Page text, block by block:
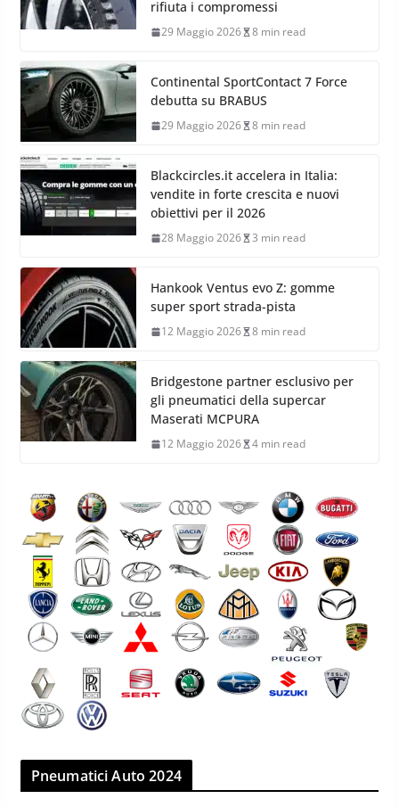
rifiuta i compromessi
29 Maggio 2026 8 min read
Continental SportContact 7 Force
debutta su BRABUS
29 Maggio 2026 8 min read
Blackcircles.it accelera in Italia:
vendite in forte crescita e nuovi
obiettivi per il 2026
28 Maggio 2026 3 min read
Hankook Ventus evo Z: gomme
super sport strada-pista
12 Maggio 2026 8 min read
Bridgestone partner esclusivo per
gli pneumatici della supercar
Maserati MCPURA
12 Maggio 2026 4 min read
Pneumatici Auto 2024